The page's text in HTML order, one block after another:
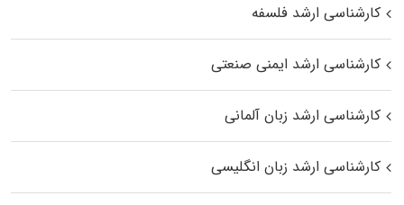
کارشناسی ارشد فلسفه
کارشناسی ارشد ایمنی صنعتی
کارشناسی ارشد زبان آلمانی
کارشناسی ارشد زبان انگلیسی